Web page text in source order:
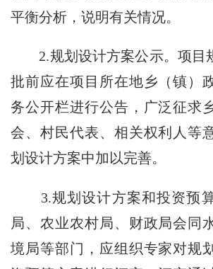
平衡分析，说明有关情况。
2.规划设计方案公示。项目
批前应在项目所在地乡（镇）
务公开栏进行公告，广泛征求
会、村民代表、相关权利人等
划设计方案中加以完善。
3.规划设计方案和投资预
局、农业农村局、财政局会同
境局等部门，应组织专家对规